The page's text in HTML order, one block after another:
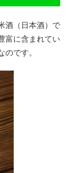
酒（日本酒）で
富に含まれてい
のです。